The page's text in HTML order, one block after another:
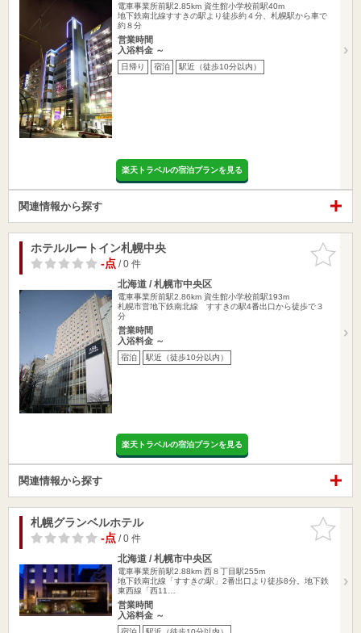
電車事業所前駅2.85km 資生館小学校前駅40m
地下鉄南北線すすきの駅より徒歩約４分、札幌駅から車で
約８分
営業時間
入浴料金 ～
日帰り 宿泊 駅近（徒歩10分以内）
楽天トラベルの宿泊プランを見る
関連情報から探す
お気に入
りに追加
ホテルルートイン札幌中央
-点/ 0 件
北海道 / 札幌市中央区
電車事業所前駅2.86km 資生館小学校前駅193m
札幌市営地下鉄南北線 すすきの駅4番出口から徒歩で３
分
営業時間
入浴料金 ～
宿泊 駅近（徒歩10分以内）
楽天トラベルの宿泊プランを見る
関連情報から探す
お気に入
りに追加
札幌グランベルホテル
-点/ 0 件
北海道 / 札幌市中央区
電車事業所前駅2.88km 西８丁目駅255m
地下鉄南北線「すすきの駅」2番出口より徒歩8分。地下鉄
東西線「西11…
営業時間
入浴料金 ～